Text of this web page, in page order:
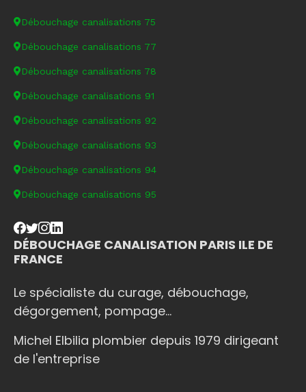
Débouchage canalisations 75
Débouchage canalisations 77
Débouchage canalisations 78
Débouchage canalisations 91
Débouchage canalisations 92
Débouchage canalisations 93
Débouchage canalisations 94
Débouchage canalisations 95
DÉBOUCHAGE CANALISATION PARIS ILE DE
FRANCE
Le spécialiste du curage, débouchage,
dégorgement, pompage...
Michel Elbilia plombier depuis 1979 dirigeant
de l'entreprise